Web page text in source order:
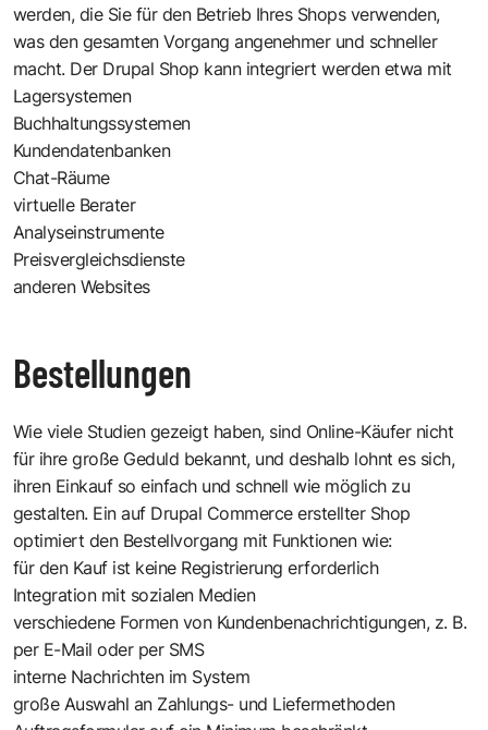
werden, die Sie für den Betrieb Ihres Shops verwenden,
was den gesamten Vorgang angenehmer und schneller
macht. Der Drupal Shop kann integriert werden etwa mit
Lagersystemen
Buchhaltungssystemen
Kundendatenbanken
Chat-Räume
virtuelle Berater
Analyseinstrumente
Preisvergleichsdienste
anderen Websites
Bestellungen
Wie viele Studien gezeigt haben, sind Online-Käufer nicht
für ihre große Geduld bekannt, und deshalb lohnt es sich,
ihren Einkauf so einfach und schnell wie möglich zu
gestalten. Ein auf Drupal Commerce erstellter Shop
optimiert den Bestellvorgang mit Funktionen wie:
für den Kauf ist keine Registrierung erforderlich
Integration mit sozialen Medien
verschiedene Formen von Kundenbenachrichtigungen, z. B.
per E-Mail oder per SMS
interne Nachrichten im System
große Auswahl an Zahlungs- und Liefermethoden